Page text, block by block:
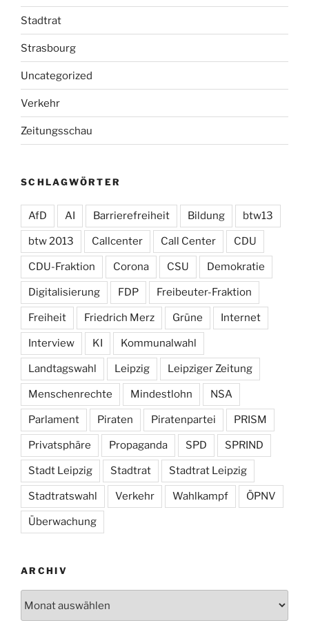
Stadtrat
Strasbourg
Uncategorized
Verkehr
Zeitungsschau
SCHLAGWÖRTER
AfD AI Barrierefreiheit Bildung btw13
btw 2013 Callcenter Call Center CDU
CDU-Fraktion Corona CSU Demokratie
Digitalisierung FDP Freibeuter-Fraktion
Freiheit Friedrich Merz Grüne Internet
Interview KI Kommunalwahl
Landtagswahl Leipzig Leipziger Zeitung
Menschenrechte Mindestlohn NSA
Parlament Piraten Piratenpartei PRISM
Privatsphäre Propaganda SPD SPRIND
Stadt Leipzig Stadtrat Stadtrat Leipzig
Stadtratswahl Verkehr Wahlkampf ÖPNV
Überwachung
ARCHIV